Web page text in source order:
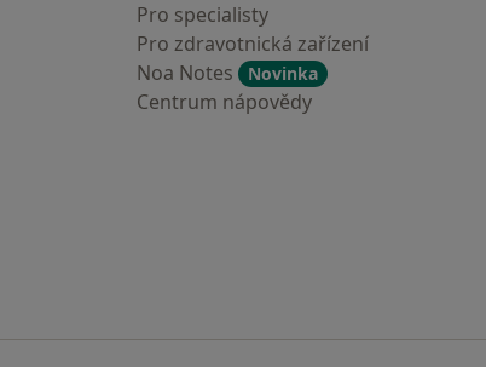
Pro specialisty
Pro zdravotnická zařízení
Noa Notes
Novinka
Centrum nápovědy